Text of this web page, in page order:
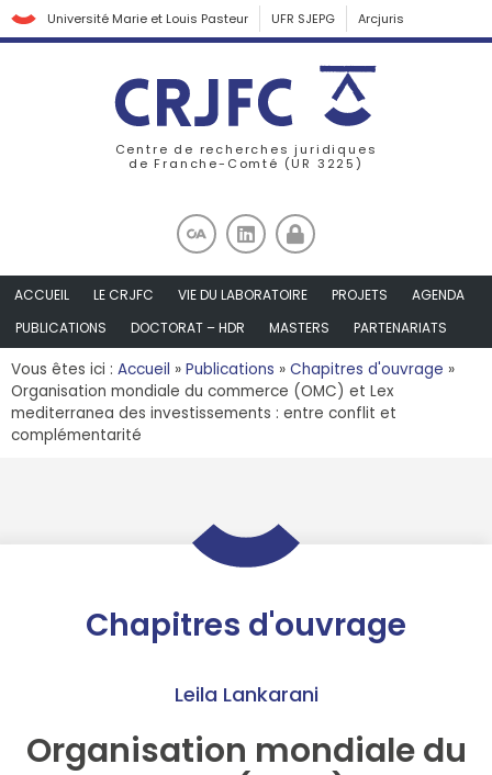
Université Marie et Louis Pasteur UFR SJEPG Arcjuris
Centre de recherches juridiques
de Franche-Comté (UR 3225)
ACCUEIL LE CRJFC VIE DU LABORATOIRE PROJETS
AGENDA
PUBLICATIONS
DOCTORAT – HDR MASTERS PARTENARIATS
Vous êtes ici : Accueil » Publications » Chapitres d'ouvrage »
Organisation mondiale du commerce (OMC) et Lex
mediterranea des investissements : entre conflit et
complémentarité
Chapitres d'ouvrage
Leila Lankarani
Organisation mondiale du